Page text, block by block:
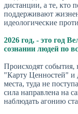
дистанции, а те, кто
поддерживают
идеологические
2026 год, - это год
сознании людей по
Происходят события,
"Карту Ценностей" и
места, туда не
сила направлена на
наблюдать агонию